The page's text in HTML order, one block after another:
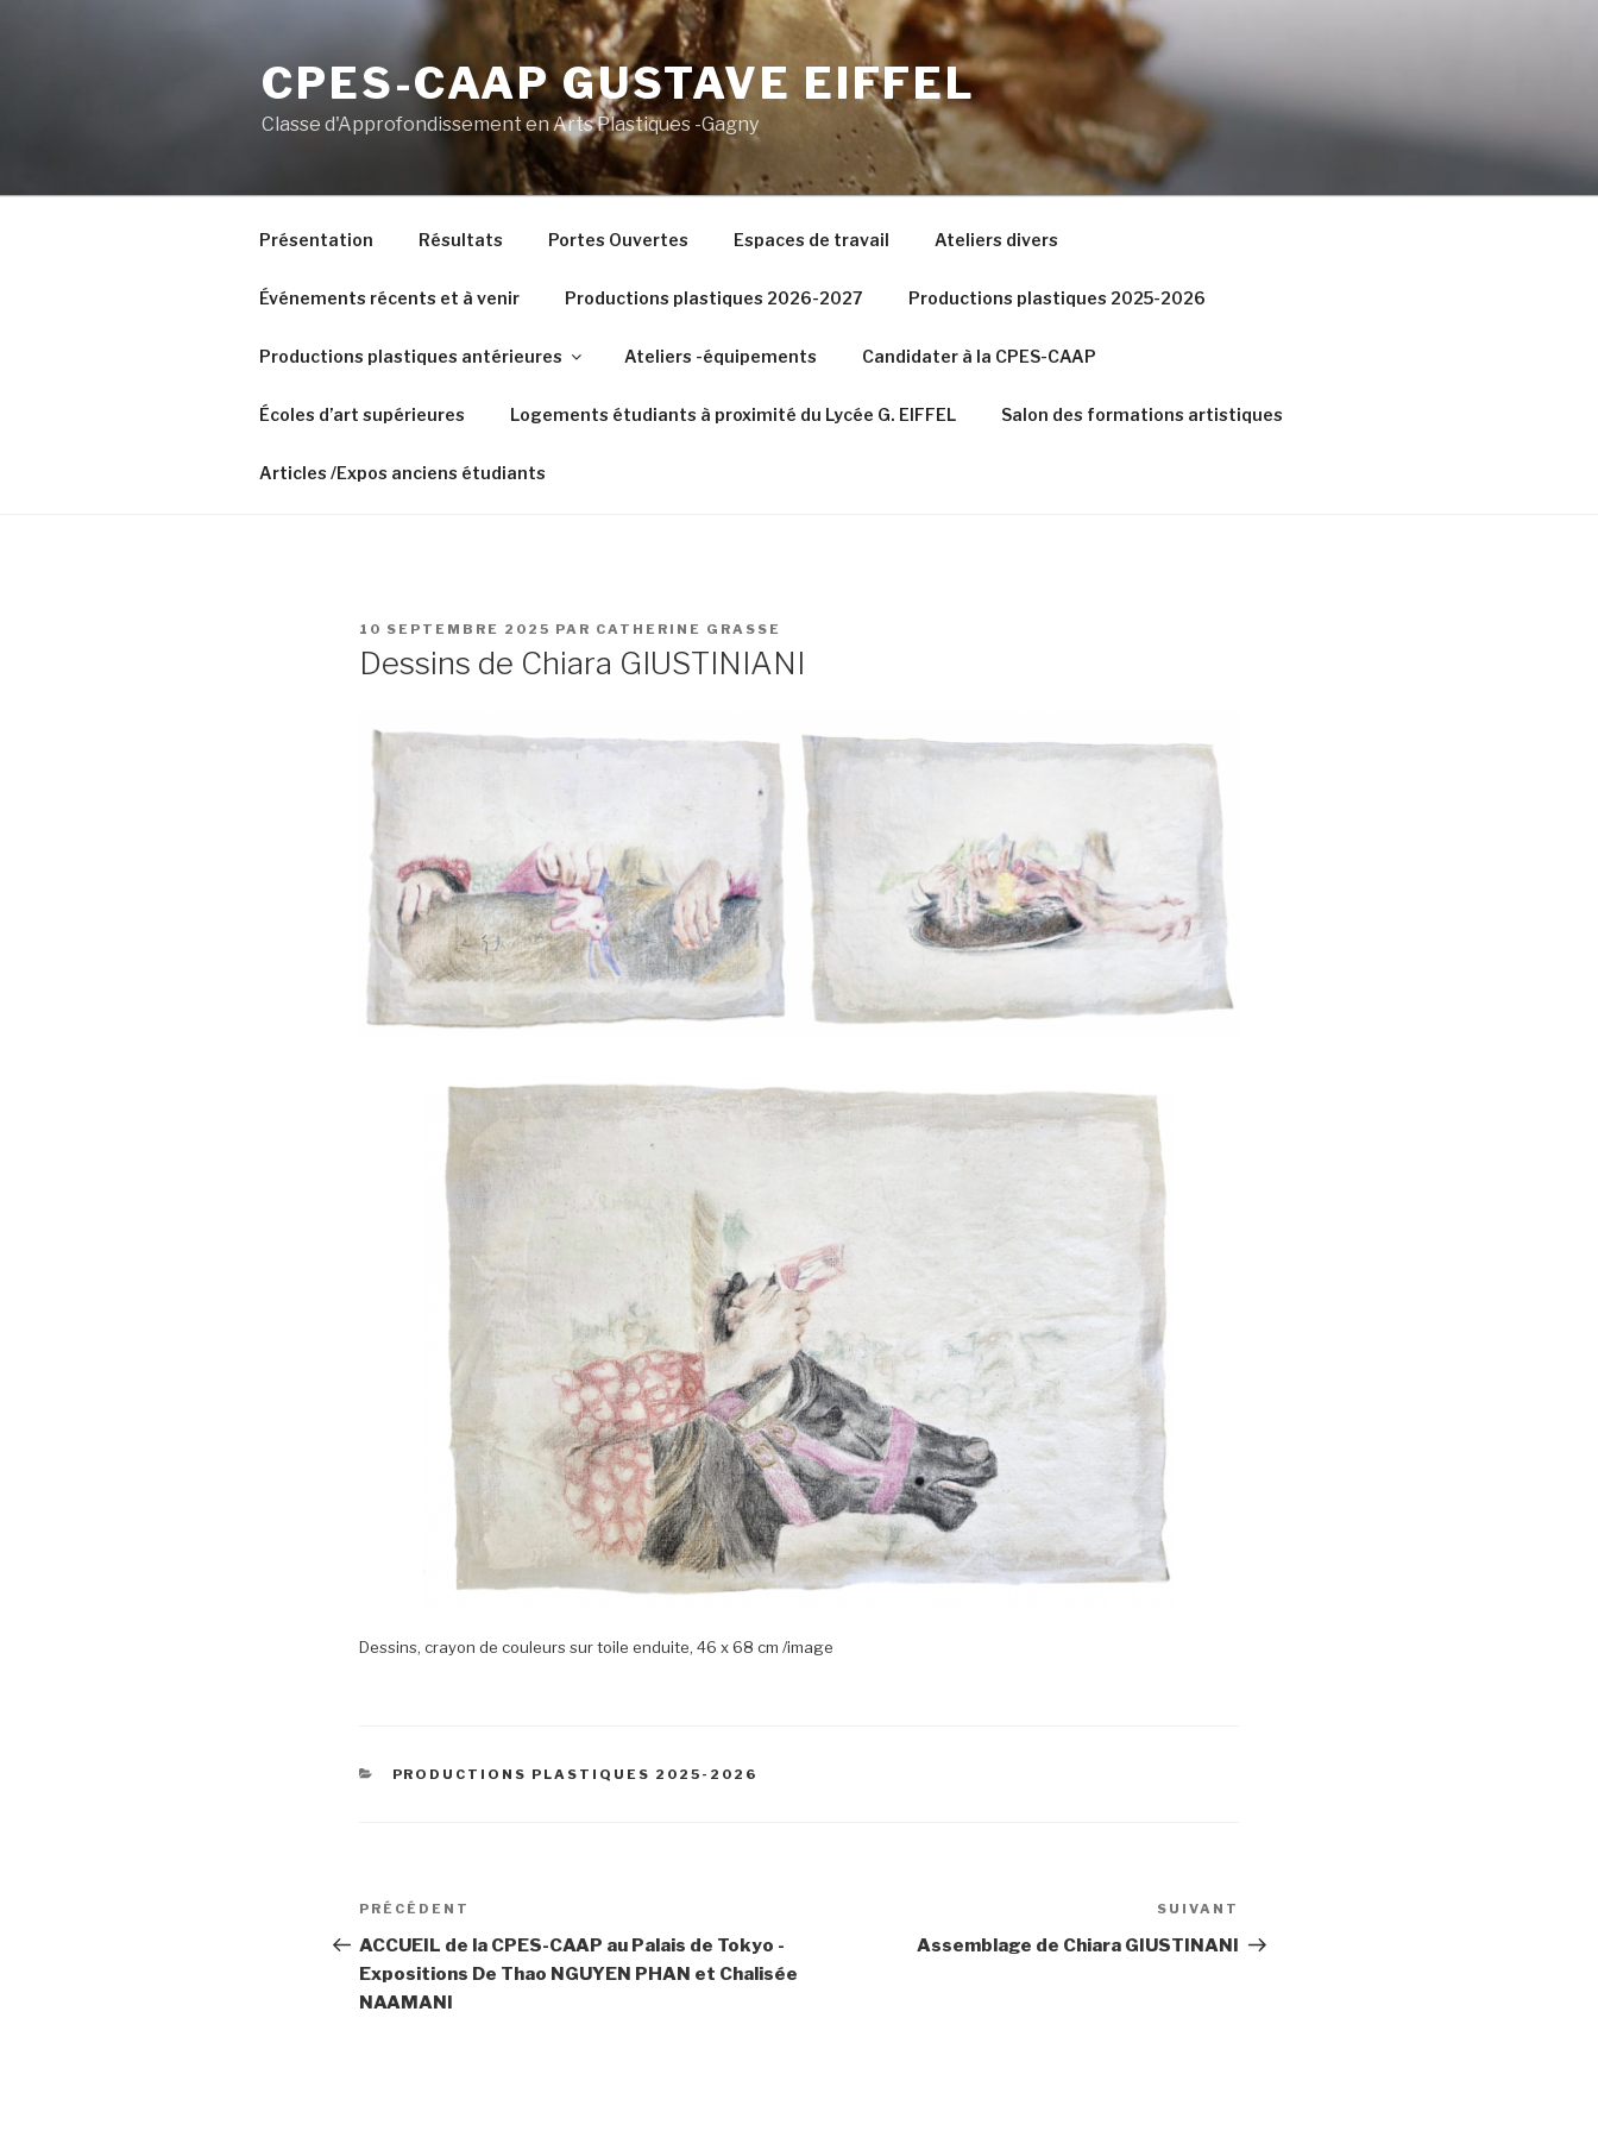
CPES-CAAP GUSTAVE EIFFEL
Classe d'Approfondissement en Arts Plastiques -Gagny
Présentation Résultats Portes Ouvertes Espaces de travail Ateliers divers
Événements récents et à venir Productions plastiques 2026-2027 Productions plastiques 2025-2026
Productions plastiques antérieures Ateliers -équipements Candidater à la CPES-CAAP
Écoles d’art supérieures Logements étudiants à proximité du Lycée G. EIFFEL Salon des formations artistiques
Articles /Expos anciens étudiants
PUBLIÉ
10 SEPTEMBRE 2025 PAR CATHERINE GRASSE
Dessins de Chiara GIUSTINIANI
Dessins, crayon de couleurs sur toile enduite, 46 x 68 cm /image
CATÉGORIES
PRODUCTIONS PLASTIQUES 2025-2026
Navigation
de
l’article
Article
précédent
PRÉCÉDENT
ACCUEIL de la CPES-CAAP au Palais de Tokyo -
Expositions De Thao NGUYEN PHAN et Chalisée
NAAMANI
suivant
SUIVANT
Assemblage de Chiara GIUSTINANI